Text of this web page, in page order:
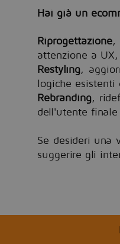
Hai già un
Riprogettazione,
attenzione a
Restyling,
logiche esistenti
Rebranding,
dell'utente finale
Se desideri una
suggerire gli